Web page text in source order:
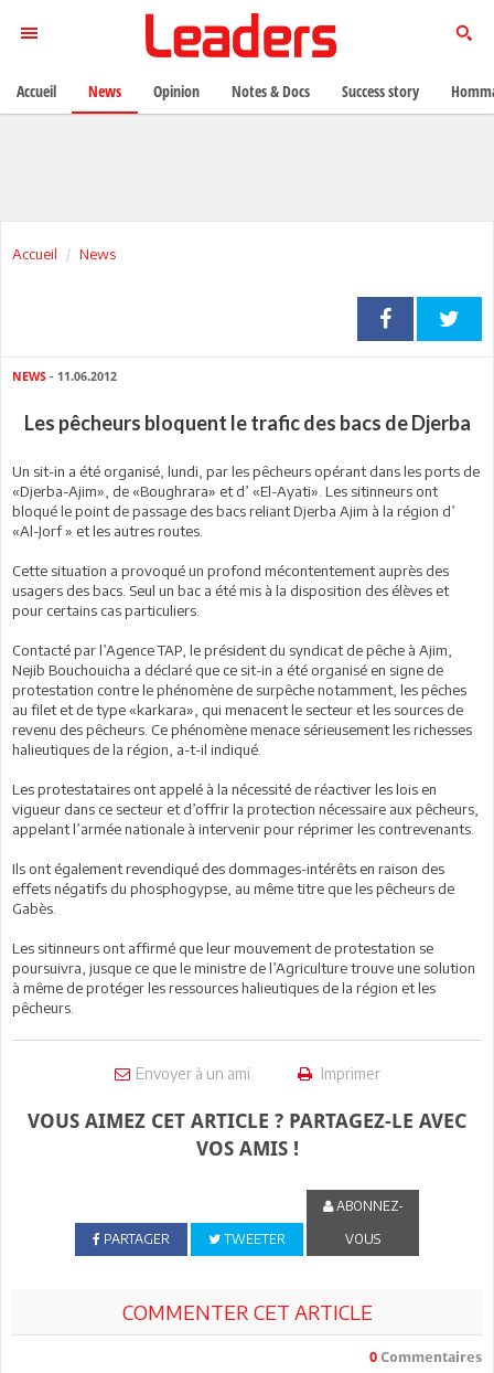
Accueil News
NEWS - 11.06.2012
Les pêcheurs bloquent le trafic des bacs de Djerba
Un sit-in a été organisé, lundi, par les pêcheurs opérant dans les ports de
«Djerba-Ajim», de «Boughrara» et d’ «El-Ayati». Les sitinneurs ont
bloqué le point de passage des bacs reliant Djerba Ajim à la région d’
«Al-Jorf » et les autres routes.
Cette situation a provoqué un profond mécontentement auprès des
usagers des bacs. Seul un bac a été mis à la disposition des élèves et
pour certains cas particuliers.
Contacté par l’Agence TAP, le président du syndicat de pêche à Ajim,
Nejib Bouchouicha a déclaré que ce sit-in a été organisé en signe de
protestation contre le phénomène de surpêche notamment, les pêches
au filet et de type «karkara», qui menacent le secteur et les sources de
revenu des pêcheurs. Ce phénomène menace sérieusement les richesses
halieutiques de la région, a-t-il indiqué.
Les protestataires ont appelé à la nécessité de réactiver les lois en
vigueur dans ce secteur et d’offrir la protection nécessaire aux pêcheurs,
appelant l’armée nationale à intervenir pour réprimer les contrevenants.
Ils ont également revendiqué des dommages-intérêts en raison des
effets négatifs du phosphogypse, au même titre que les pêcheurs de
Gabès.
Les sitinneurs ont affirmé que leur mouvement de protestation se
poursuivra, jusque ce que le ministre de l’Agriculture trouve une solution
à même de protéger les ressources halieutiques de la région et les
pêcheurs.
Envoyer à un ami Imprimer
VOUS AIMEZ CET ARTICLE ? PARTAGEZ-LE AVEC
VOS AMIS !
PARTAGER TWEETER
ABONNEZ-
VOUS
COMMENTER CET ARTICLE
0 Commentaires
Accueil News Opinion Notes & Docs Success story